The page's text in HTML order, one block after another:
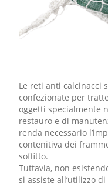
Le reti anti calcinacci
confezionate per
oggetti specialmente
restauro e di
renda necessario
contenitiva dei
soffitto.
Tuttavia, non
si assiste all’utilizzo